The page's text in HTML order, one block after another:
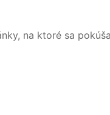
na ktoré sa